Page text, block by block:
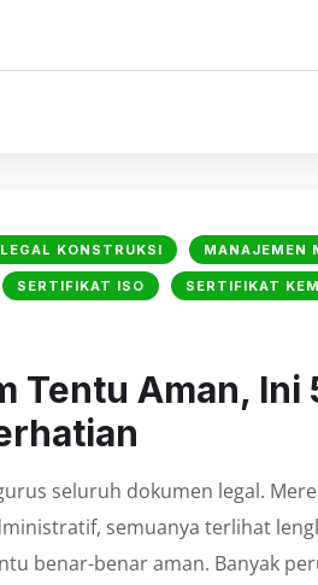
LEGAL KONSTRUKSI MANAJEMEN
SERTIFIKAT ISO SERTIFIKAT
Tentu Aman, Ini
seluruh dokumen legal.
semuanya terlihat
benar-benar aman. Banyak